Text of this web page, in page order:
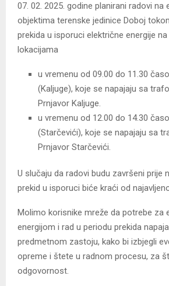
07. 02. 2025. godine planirani radovi na
objektima terenske jedinice Doboj
prekida u isporuci električne energije
lokacijama
u vremenu od 09.00 do 11.30
(Kaljuge), koje se napajaju sa
Prnjavor Kaljuge.
u vremenu od 12.00 do 14.30
(Starčevići), koje se napajaju sa
Prnjavor Starčevići.
U slučaju da radovi budu završeni prije
prekid u isporuci biće kraći od
Molimo korisnike mreže da potrebe za
energijom i rad u periodu prekida
predmetnom zastoju, kako bi izbjegli
opreme i štete u radnom procesu, za
odgovornost.